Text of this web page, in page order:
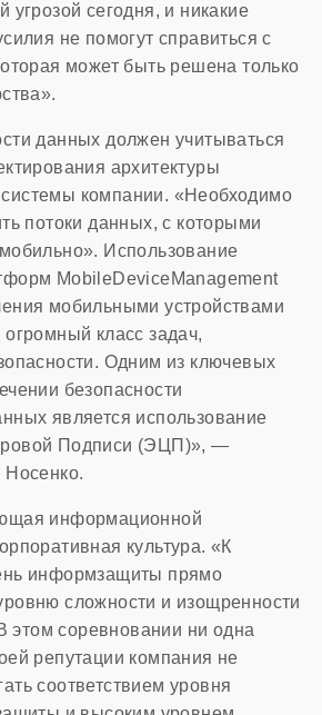
угрозой сегодня, и никакие
не помогут справиться с
может быть решена только
данных должен учитываться
архитектуры
компании. «Необходимо
потоки данных, с которыми
Использование
MobileDeviceManagement
мобильными устройствами
класс задач,
Одним из ключевых
безопасности
является использование
Подписи (ЭЦП)», —
Носенко.
информационной
культура. «К
информзащиты прямо
сложности и изощренности
этом соревновании ни одна
репутации компания не
соответствием уровня